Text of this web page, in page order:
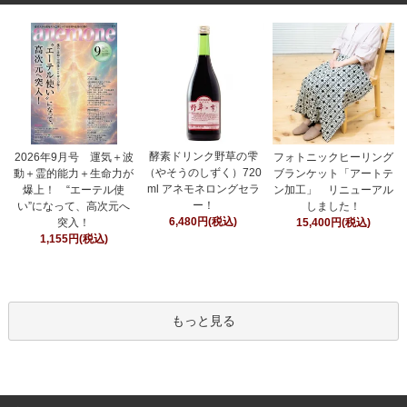
2026年9月号 運気＋波
動＋霊的能力＋生命力が
爆上！ “エーテル使
い”になって、高次元へ
突入！
1,155円(税込)
酵素ドリンク野草の雫
（やそうのしずく）720
ml アネモネロングセラ
ー！
6,480円(税込)
フォトニックヒーリング
ブランケット「アートテ
ン加工」 リニューアル
しました！
15,400円(税込)
もっと見る